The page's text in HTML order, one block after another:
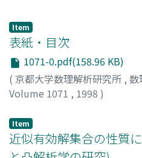
Item
表紙・目次
1071-0.pdf(158.96 KB)
( 京都大学数理解析研究所 , 数
Volume 1071 , 1998 )
Item
近似有効解集合の性質